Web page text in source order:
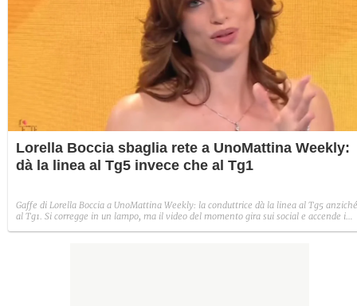
Lorella Boccia sbaglia rete a UnoMattina Weekly:
dà la linea al Tg5 invece che al Tg1
Gaffe di Lorella Boccia a UnoMattina Weekly: la conduttrice dà la linea al Tg5 anziché
al Tg1. Si corregge in un lampo, ma il video del momento gira sui social e accende i